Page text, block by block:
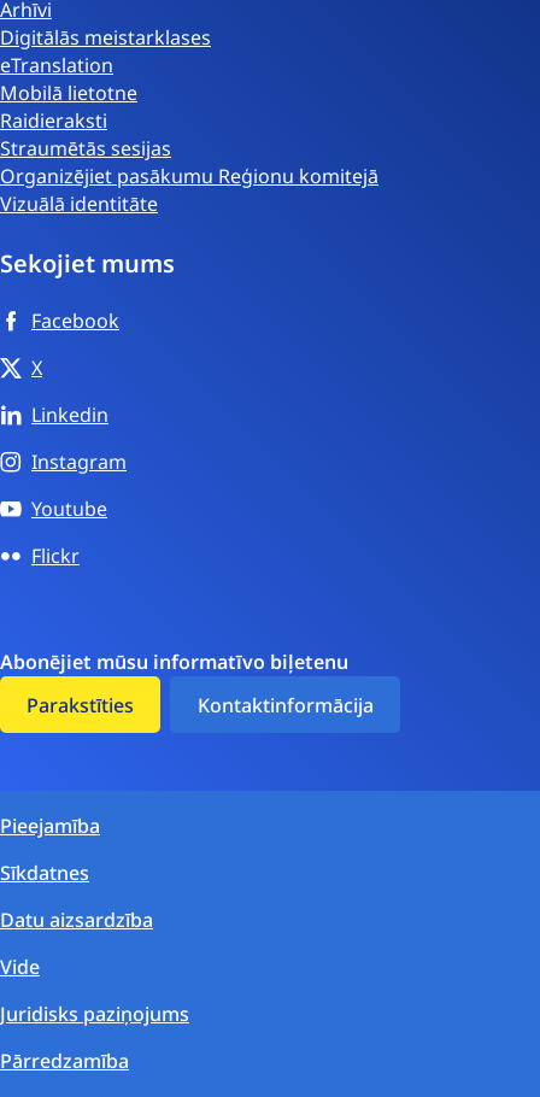
Arhīvi
Digitālās meistarklases
eTranslation
Mobilā lietotne
Raidieraksti
Straumētās sesijas
Organizējiet pasākumu Reģionu komitejā
Vizuālā identitāte
Sekojiet mums
Facebook
X
Linkedin
Instagram
Youtube
Flickr
Abonējiet mūsu informatīvo biļetenu
Parakstīties
Kontaktinformācija
Pieejamība
Sīkdatnes
Datu aizsardzība
Vide
Juridisks paziņojums
Pārredzamība